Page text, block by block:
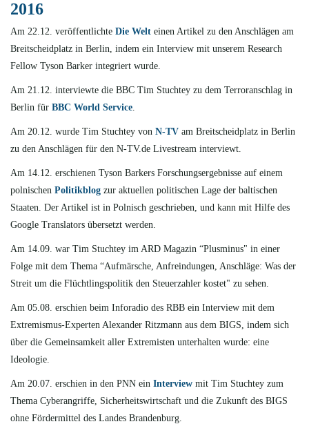
2016
Am 22.12. veröffentlichte Die Welt einen Artikel zu den Anschlägen am
Breitscheidplatz in Berlin, indem ein Interview mit unserem Research
Fellow Tyson Barker integriert wurde.
Am 21.12. interviewte die BBC Tim Stuchtey zu dem Terroranschlag in
Berlin für BBC World Service.
Am 20.12. wurde Tim Stuchtey von N-TV am Breitscheidplatz in Berlin
zu den Anschlägen für den N-TV.de Livestream interviewt.
Am 14.12. erschienen Tyson Barkers Forschungsergebnisse auf einem
polnischen Politikblog zur aktuellen politischen Lage der baltischen
Staaten. Der Artikel ist in Polnisch geschrieben, und kann mit Hilfe des
Google Translators übersetzt werden.
Am 14.09. war Tim Stuchtey im ARD Magazin “Plusminus" in einer
Folge mit dem Thema “Aufmärsche, Anfreindungen, Anschläge: Was der
Streit um die Flüchtlingspolitik den Steuerzahler kostet" zu sehen.
Am 05.08. erschien beim Inforadio des RBB ein Interview mit dem
Extremismus-Experten Alexander Ritzmann aus dem BIGS, indem sich
über die Gemeinsamkeit aller Extremisten unterhalten wurde: eine
Ideologie.
Am 20.07. erschien in den PNN ein Interview mit Tim Stuchtey zum
Thema Cyberangriffe, Sicherheitswirtschaft und die Zukunft des BIGS
ohne Fördermittel des Landes Brandenburg.